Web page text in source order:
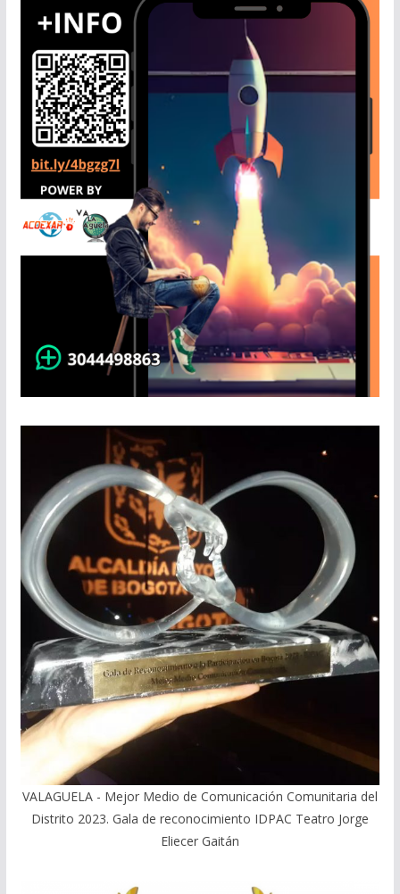
VALAGUELA - Mejor Medio de Comunicación Comunitaria del
Distrito 2023. Gala de reconocimiento IDPAC Teatro Jorge
Eliecer Gaitán